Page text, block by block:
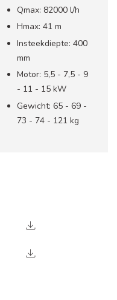
Qmax: 82000 l/h
Hmax: 41 m
Insteekdiepte: 400
mm
Motor: 5,5 - 7,5 - 9
- 11 - 15 kW
Gewicht: 65 - 69 -
73 - 74 - 121 kg